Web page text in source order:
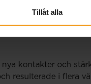
Tillåt alla
kontakter och
resulterade i flera